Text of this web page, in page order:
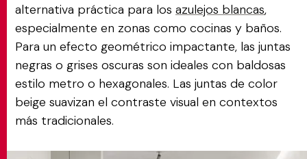
alternativa práctica para los azulejos blancas,
especialmente en zonas como cocinas y baños.
Para un efecto geométrico impactante, las juntas
negras o grises oscuras son ideales con baldosas
estilo metro o hexagonales. Las juntas de color
beige suavizan el contraste visual en contextos
más tradicionales.